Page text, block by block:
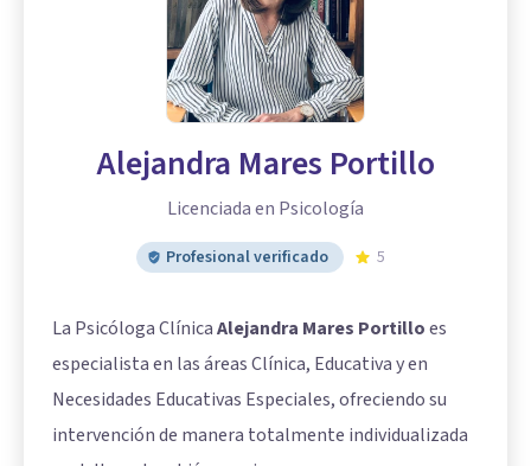
Alejandra Mares Portillo
Licenciada en Psicología
Profesional verificado 5
La Psicóloga ClínicaAlejandra Mares Portilloes
especialista en las áreas Clínica, Educativa y en
Necesidades Educativas Especiales, ofreciendo su
intervención de manera totalmente individualizada